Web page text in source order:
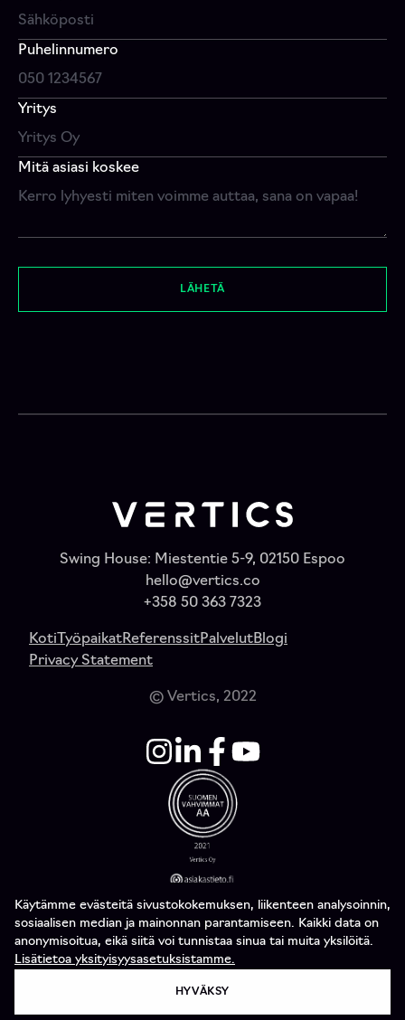
Käytämme evästeitä sivustokokemuksen, liikenteen analysoinnin,
sosiaalisen median ja mainonnan parantamiseen. Kaikki data on
anonymisoitua, eikä siitä voi tunnistaa sinua tai muita yksilöitä.
Lisätietoa yksityisyysasetuksistamme.
HYVÄKSY
Puhelinnumero
Yritys
Mitä asiasi koskee
LÄHETÄ
Swing House: Miestentie 5-9, 02150 Espoo
hello@vertics.co
+358 50 363 7323
KotiTyöpaikatReferenssitPalvelutBlogi
Privacy Statement
© Vertics, 2022